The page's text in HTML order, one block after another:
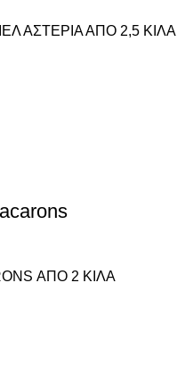
ΑΣΤΕΡΙΑ ΑΠΟ 2,5 ΚΙΛΑ
ΑΠΟ 2 ΚΙΛΑ